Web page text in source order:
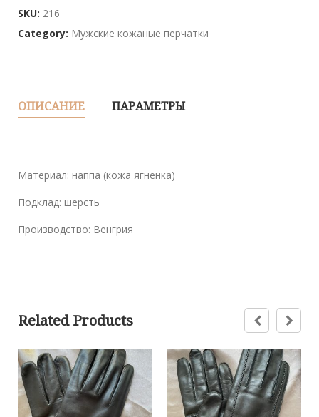
ratings
SKU: 216
Category: Мужские кожаные перчатки
ОПИСАНИЕ ПАРАМЕТРЫ
Материал: наппа (кожа ягненка)
Подклад: шерсть
Производство: Венгрия
Related Products